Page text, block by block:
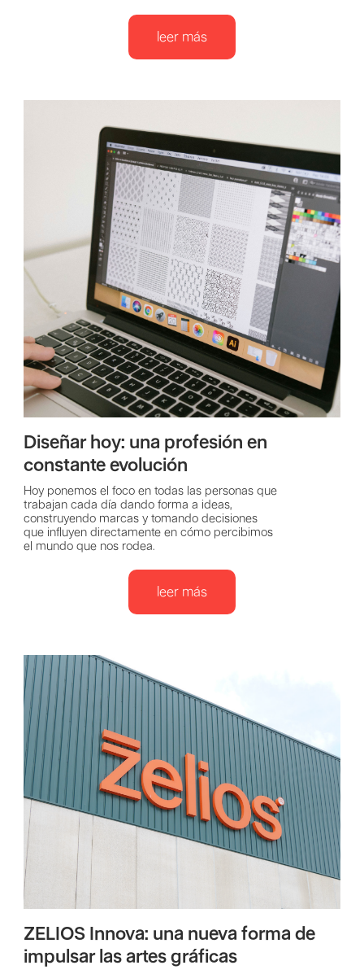
leer más
Diseñar hoy: una profesión en
constante evolución
Hoy ponemos el foco en todas las personas que
trabajan cada día dando forma a ideas,
construyendo marcas y tomando decisiones
que influyen directamente en cómo percibimos
el mundo que nos rodea.
leer más
ZELIOS Innova: una nueva forma de
impulsar las artes gráficas